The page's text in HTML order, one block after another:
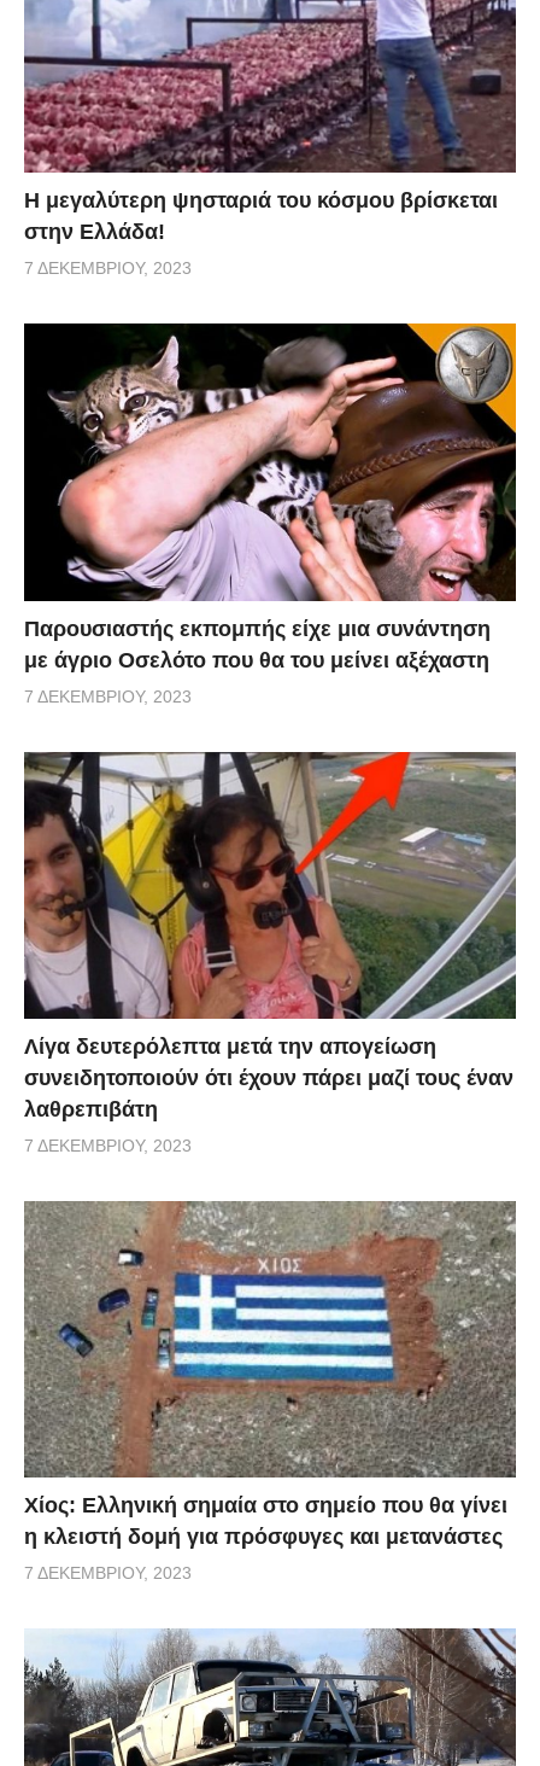
Η μεγαλύτερη ψησταριά του κόσμου βρίσκεται
στην Ελλάδα!
7 ΔΕΚΕΜΒΡΊΟΥ, 2023
Παρουσιαστής εκπομπής είχε μια συνάντηση
με άγριο Οσελότο που θα του μείνει αξέχαστη
7 ΔΕΚΕΜΒΡΊΟΥ, 2023
Λίγα δευτερόλεπτα μετά την απογείωση
συνειδητοποιούν ότι έχουν πάρει μαζί τους έναν
λαθρεπιβάτη
7 ΔΕΚΕΜΒΡΊΟΥ, 2023
Χίος: Eλληνική σημαία στο σημείο που θα γίνει
η κλειστή δομή για πρόσφυγες και μετανάστες
7 ΔΕΚΕΜΒΡΊΟΥ, 2023